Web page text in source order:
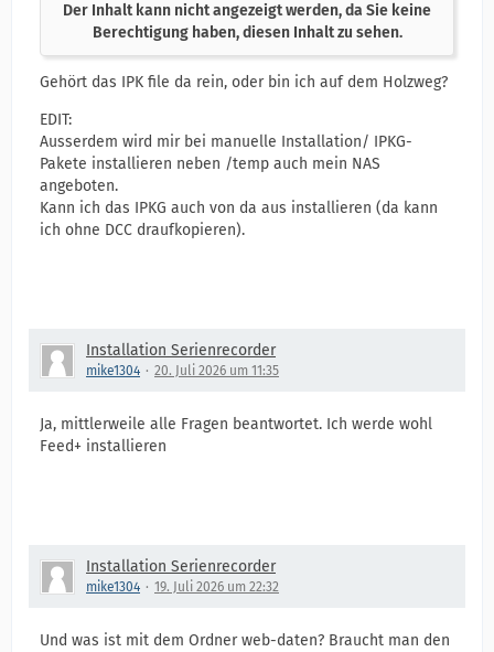
Der Inhalt kann nicht angezeigt werden, da Sie keine
Berechtigung haben, diesen Inhalt zu sehen.
Gehört das IPK file da rein, oder bin ich auf dem Holzweg?
EDIT:
Ausserdem wird mir bei manuelle Installation/ IPKG-
Pakete installieren neben /temp auch mein NAS
angeboten.
Kann ich das IPKG auch von da aus installieren (da kann
ich ohne DCC draufkopieren).
Installation Serienrecorder
mike1304 20. Juli 2026 um 11:35
Ja, mittlerweile alle Fragen beantwortet. Ich werde wohl
Feed+ installieren
Installation Serienrecorder
mike1304 19. Juli 2026 um 22:32
Und was ist mit dem Ordner web-daten? Braucht man den